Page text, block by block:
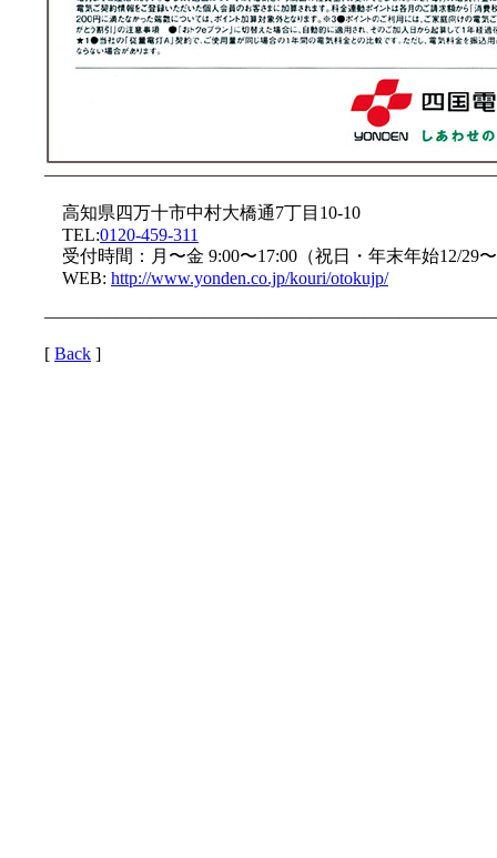
高知県四万十市中村大橋通7丁目10-10
TEL:0120-459-311
受付時間：月〜金 9:00〜17:00（祝日・年末年始12/29
WEB: http://www.yonden.co.jp/kouri/otokujp/
[ Back ]